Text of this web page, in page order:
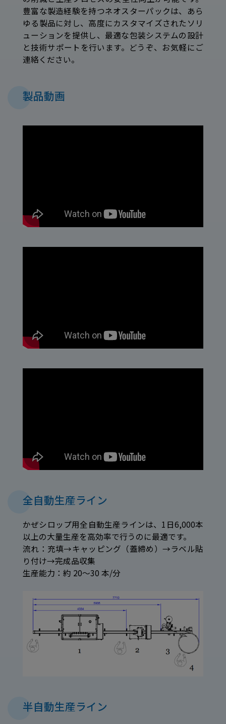
豊富な製造経験を持つネオスターパックは、あら
ゆる製品に対し、高度にカスタマイズされたソリ
ューションを提供し、最適な包装システムの設計
と技術サポートを行います。どうぞ、お気軽にご
連絡ください。
製品動画
全自動生産ライン
かぜシロップ用全自動生産ラインは、1日6,000本
以上の大量生産を高効率で行うのに最適です。
流れ：充填→キャッピング（蓋締め）→ラベル貼
り付け→完成品収集
生産能力：約 20～30 本/分
半自動生産ライン